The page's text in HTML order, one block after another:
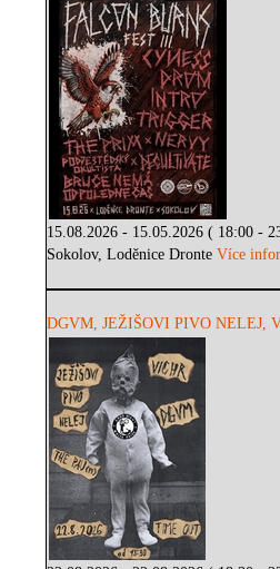
15.08.2026 - 15.05.2026 ( 18:00 -
Sokolov, Loděnice DronteVíce
DGVM, JEŽIŠOVI PIVO NELEJ,